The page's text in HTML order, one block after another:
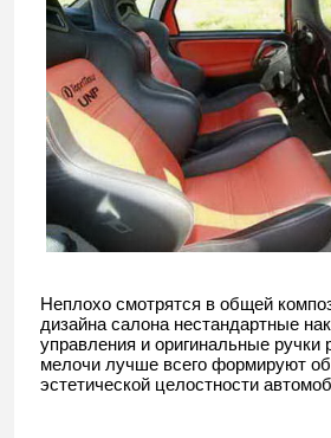
Неплохо смотрятся в общей
дизайна салона нестандартные
управления и оригинальные
мелочи лучше всего формируют
эстетической целостности